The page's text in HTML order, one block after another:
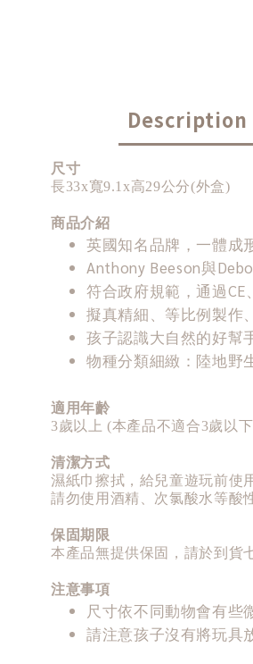
Description
尺寸
長33x寬9.1x高29公分(外盒)
商品介紹
英國知名品牌，一體成
Anthony Beeson與
符合政府規範，通過CE
擬真精細、等比例製作
孩子認識大自然的好幫
物種分類細緻：陸地野
適用年齡
3歲以上 (本產品不適合3歲以
清潔方式
濕紙巾擦拭，給兒童遊玩前使
請勿使用酒精、次氯酸水等酸
保固期限
本產品無提供保固，請於到貨
注意事項
尺寸依不同動物會有些
請注意孩子沒有將玩具